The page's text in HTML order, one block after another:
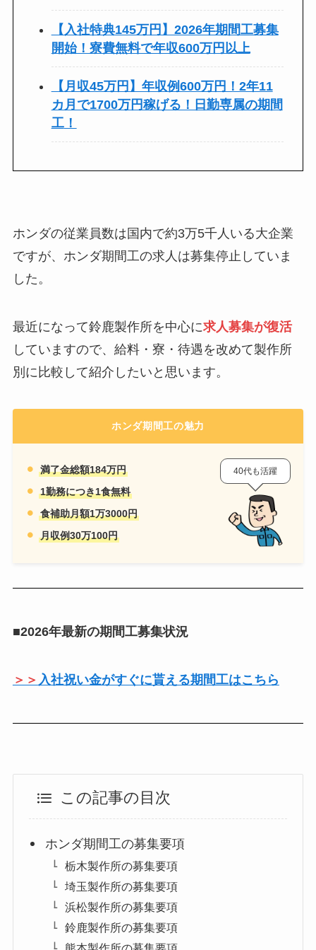
【入社特典145万円】2026年期間工募集
開始！寮費無料で年収600万円以上
【月収45万円】年収例600万円！2年11
カ月で1700万円稼げる！日勤専属の期間
工！
ホンダの従業員数は国内で約3万5千人いる大企業
ですが、ホンダ期間工の求人は募集停止していま
した。
最近になって鈴鹿製作所を中心に求人募集が復活
していますので、給料・寮・待遇を改めて製作所
別に比較して紹介したいと思います。
ホンダ期間工の魅力
満了金総額184万円
1勤務につき1食無料
食補助月額1万3000円
月収例30万100円
40代も活躍
■2026年最新の期間工募集状況
＞＞ 入社祝い金がすぐに貰える期間工はこちら
この記事の目次
ホンダ期間工の募集要項
栃木製作所の募集要項
埼玉製作所の募集要項
浜松製作所の募集要項
鈴鹿製作所の募集要項